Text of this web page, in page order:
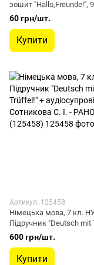
зошит "Hallo,Freunde!",
РАНОК (119787)
60 грн/шт.
Купити
Артикул: 125458
Німецька мова, 7 кл.
Підручник "Deutsch mit
+ аудіосупровід -
І. - РАНОК (125458)
600 грн/шт.
Купити